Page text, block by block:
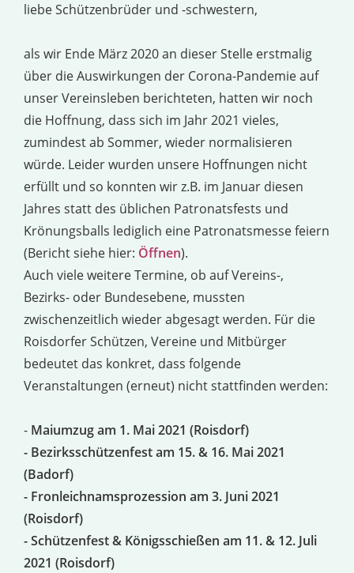
liebe Schützenbrüder und -schwestern,
als wir Ende März 2020 an dieser Stelle erstmalig
über die Auswirkungen der Corona-Pandemie auf
unser Vereinsleben berichteten, hatten wir noch
die Hoffnung, dass sich im Jahr 2021 vieles,
zumindest ab Sommer, wieder normalisieren
würde. Leider wurden unsere Hoffnungen nicht
erfüllt und so konnten wir z.B. im Januar diesen
Jahres statt des üblichen Patronatsfests und
Krönungsballs lediglich eine Patronatsmesse feiern
(Bericht siehe hier: Öffnen).
Auch viele weitere Termine, ob auf Vereins-,
Bezirks- oder Bundesebene, mussten
zwischenzeitlich wieder abgesagt werden. Für die
Roisdorfer Schützen, Vereine und Mitbürger
bedeutet das konkret, dass folgende
Veranstaltungen (erneut) nicht stattfinden werden:
- Maiumzug am 1. Mai 2021 (Roisdorf)
- Bezirksschützenfest am 15. & 16. Mai 2021
(Badorf)
- Fronleichnamsprozession am 3. Juni 2021
(Roisdorf)
- Schützenfest & Königsschießen am 11. & 12. Juli
2021 (Roisdorf)